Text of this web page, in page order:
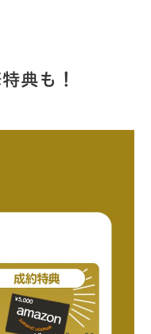
典も！